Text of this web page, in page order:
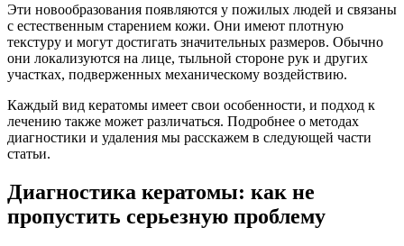
Эти новообразования появляются у пожилых людей и связаны
с естественным старением кожи. Они имеют плотную
текстуру и могут достигать значительных размеров. Обычно
они локализуются на лице, тыльной стороне рук и других
участках, подверженных механическому воздействию.
Каждый вид кератомы имеет свои особенности, и подход к
лечению также может различаться. Подробнее о методах
диагностики и удаления мы расскажем в следующей части
статьи.
Диагностика кератомы: как не
пропустить серьезную проблему